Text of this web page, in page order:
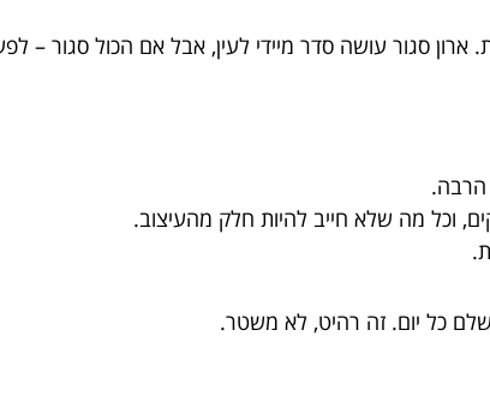
ארון סגור עושה סדר מיידי לעין, אבל אם הכול סגור –
הרבה.
וכל מה שלא חייב להיות חלק מהעיצוב.
כל יום. זה רהיט, לא משטר.